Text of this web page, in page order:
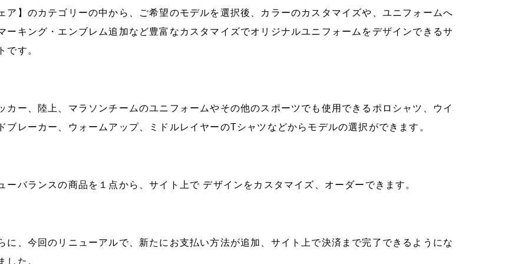
ア】のカテゴリーの中から、ご希望のモデルを選択後、カラーのカスタマイズや、ユニフォームへ
ーキング・エンブレム追加など豊富なカスタマイズでオリジナルユニフォームをデザインできるサ
です。
カー、陸上、マラソンチームのユニフォームやその他のスポーツでも使用できるポロシャツ、ウイ
ブレーカー、ウォームアップ、ミドルレイヤーのTシャツなどからモデルの選択ができます。
ーバランスの商品を１点から、サイト上で デザインをカスタマイズ、オーダーできます。
に、今回のリニューアルで、新たにお支払い方法が追加、サイト上で決済まで完了できるようにな
した。